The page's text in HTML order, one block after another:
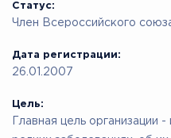
Статус:
Член Всероссийского
Дата регистрации:
26.01.2007
Цель:
Главная цель